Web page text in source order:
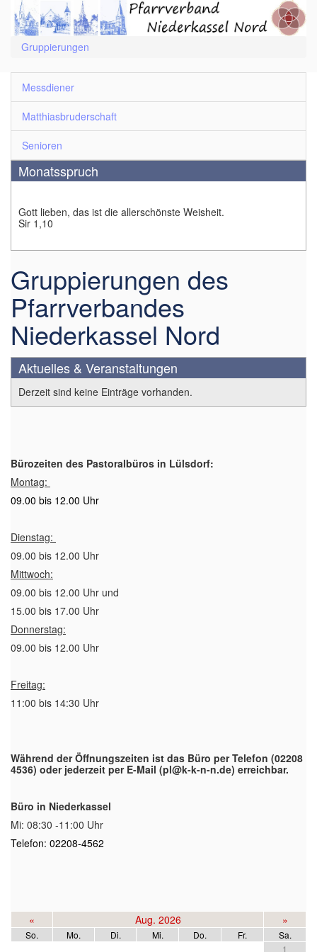
Gruppierungen
Messdiener
Matthiasbruderschaft
Senioren
Monatsspruch
Gott lieben, das ist die allerschönste Weisheit.
Sir 1,10
Gruppierungen des
Pfarrverbandes
Niederkassel Nord
Aktuelles & Veranstaltungen
Derzeit sind keine Einträge vorhanden.
Bürozeiten des Pastoralbüros in Lülsdorf:
Montag:
09.00 bis 12.00 Uhr
Dienstag:
09.00 bis 12.00 Uhr
Mittwoch:
09.00 bis 12.00 Uhr und
15.00 bis 17.00 Uhr
Donnerstag:
09.00 bis 12.00 Uhr
Freitag:
11:00 bis 14:30 Uhr
Während der Öffnungszeiten ist das Büro per Telefon (02208
4536) oder jederzeit per E-Mail (pl@k-k-n-n.de) erreichbar.
Büro in Niederkassel
Mi: 08:30 -11:00 Uhr
Telefon: 02208-4562
« Aug. 2026 »
So. Mo. Di. Mi. Do. Fr.
Sa.
1